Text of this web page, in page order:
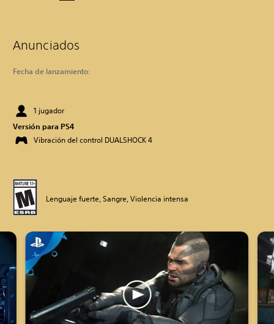
Anunciados
Fecha de lanzamiento:
1 jugador
Versión para PS4
Vibración del control DUALSHOCK 4
Lenguaje fuerte, Sangre, Violencia intensa